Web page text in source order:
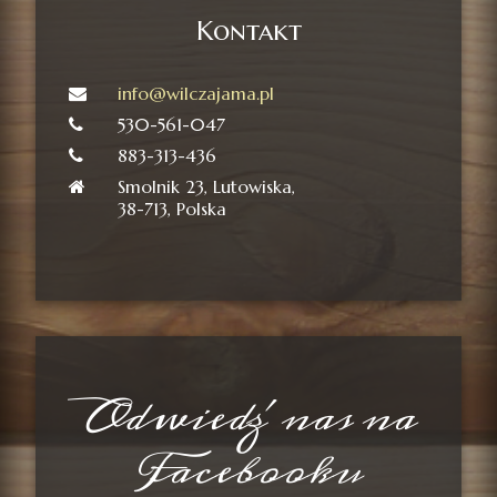
Kontakt
info@wilczajama.pl
530-561-047
883-313-436
Smolnik 23, Lutowiska,
38-713, Polska
Odwiedź nas na
Facebooku